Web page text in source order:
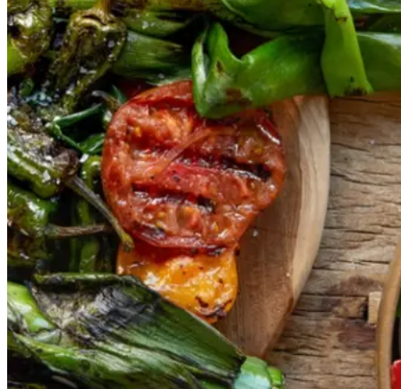
Gem opskrift
Vegansk
Vegetarisk
Vores version af den traditionelle
salat empedrat fra det catalanske
køkken. Spis den med brød som
en let frokost eller i et større
måltid som her. Salbitxada minder
noget om en anden ligeledes
catalansk sauce, romesco. I
Catalonien spises den til såkaldte
calcots, der er små porrelignende
løg. Dem griller man helt sorte, så
fjerner man den yderste skal og
dypper det fløjlsbløde løg i
saucen. Calcots er svære at
opdrive på disse kanter, men små
nye porrer kan bruges.